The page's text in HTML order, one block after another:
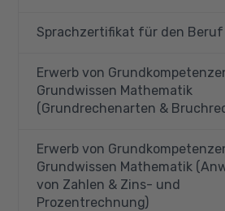
Sprachzertifikat für den Beruf
Erwerb von
Grundwissen Mathematik
(Grundrechenarten &
Erwerb von
Grundwissen Mathematik
von Zahlen & Zins- und
Prozentrechnung)